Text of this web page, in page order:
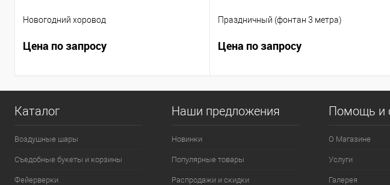
Новогодний хоровод
Цена по запросу
Праздничный (фонтан 3 метра)
Цена по запросу
Каталог
Воздушные шары
Съедобные букеты и корзины
Фейерверки
Наши предложения
Новинки
Популярные товары
Распродажи и скидки
Помощь и
О Магазине
Услуги
Галерея